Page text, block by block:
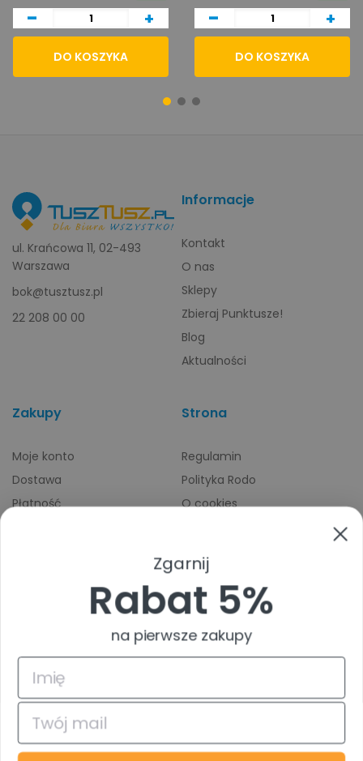
- +
DO KOSZYKA
- +
DO KOSZYKA
ul. Krańcowa 11, 02-493
Warszawa
bok@tusztusz.pl
22 208 00 00
Informacje
Kontakt
O nas
Sklepy
Zbieraj Punktusze!
Blog
Aktualności
Zakupy
Moje konto
Dostawa
Płatność
Strona
Regulamin
Polityka Rodo
O cookies
4.9
Na podstawie
© 2026 TuszTusz.pl - Warszawa
Bezpieczeństwo danych dzięki
Zgarnij
Rabat 5%
na pierwsze zakupy